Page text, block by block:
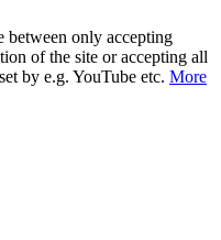
between only accepting
of the site or accepting all
by e.g. YouTube etc. More